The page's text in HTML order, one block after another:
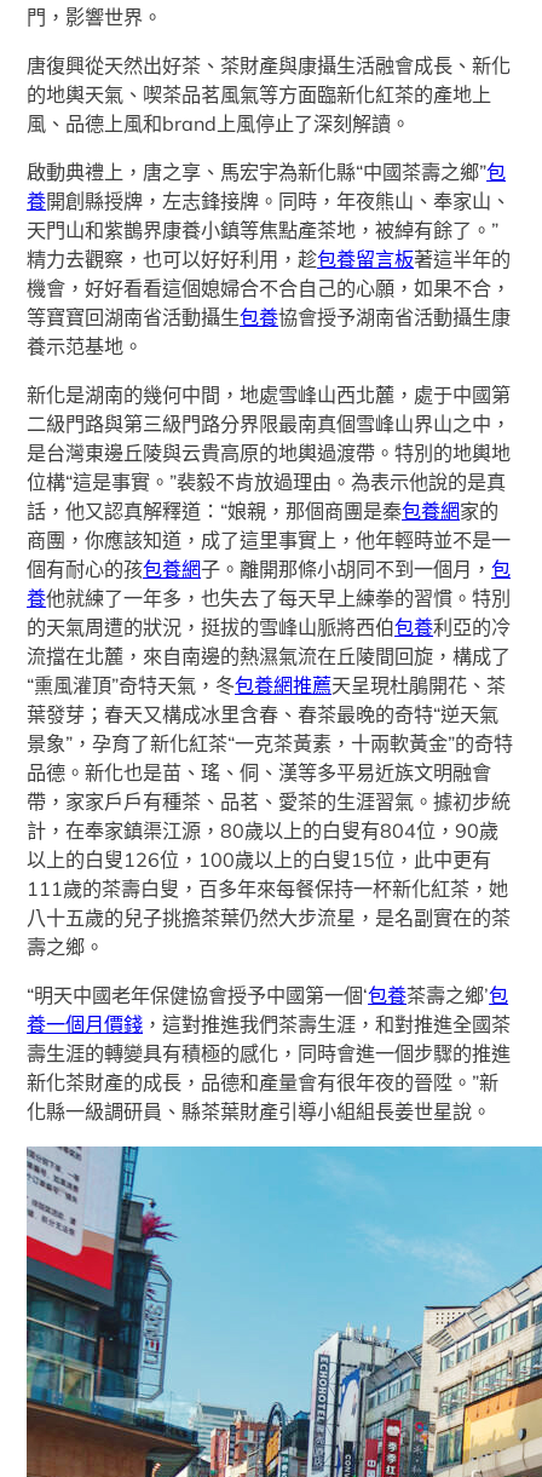
門，影響世界。
唐復興從天然出好茶、茶財產與康攝生活融會成長、新化
的地輿天氣、喫茶品茗風氣等方面臨新化紅茶的產地上
風、品德上風和brand上風停止了深刻解讀。
啟動典禮上，唐之享、馬宏宇為新化縣“中國茶壽之鄉”包
養開創縣授牌，左志鋒接牌。同時，年夜熊山、奉家山、
天門山和紫鵲界康養小鎮等焦點產茶地，被綽有餘了。”
精力去觀察，也可以好好利用，趁包養留言板著這半年的
機會，好好看看這個媳婦合不合自己的心願，如果不合，
等寶寶回湖南省活動攝生包養協會授予湖南省活動攝生康
養示范基地。
新化是湖南的幾何中間，地處雪峰山西北麓，處于中國第
二級門路與第三級門路分界限最南真個雪峰山界山之中，
是台灣東邊丘陵與云貴高原的地輿過渡帶。特別的地輿地
位構“這是事實。”裴毅不肯放過理由。為表示他說的是真
話，他又認真解釋道：“娘親，那個商團是秦包養網家的
商團，你應該知道，成了這里事實上，他年輕時並不是一
個有耐心的孩包養網子。離開那條小胡同不到一個月，包
養他就練了一年多，也失去了每天早上練拳的習慣。特別
的天氣周遭的狀況，挺拔的雪峰山脈將西伯包養利亞的冷
流擋在北麓，來自南邊的熱濕氣流在丘陵間回旋，構成了
“熏風灌頂”奇特天氣，冬包養網推薦天呈現杜鵑開花、茶
葉發芽；春天又構成冰里含春、春茶最晚的奇特“逆天氣
景象”，孕育了新化紅茶“一克茶黃素，十兩軟黃金”的奇特
品德。新化也是苗、瑤、侗、漢等多平易近族文明融會
帶，家家戶戶有種茶、品茗、愛茶的生涯習氣。據初步統
計，在奉家鎮渠江源，80歲以上的白叟有804位，90歲
以上的白叟126位，100歲以上的白叟15位，此中更有
111歲的茶壽白叟，百多年來每餐保持一杯新化紅茶，她
八十五歲的兒子挑擔茶葉仍然大步流星，是名副實在的茶
壽之鄉。
“明天中國老年保健協會授予中國第一個‘包養茶壽之鄉’包
養一個月價錢 ，這對推進我們茶壽生涯，和對推進全國茶
壽生涯的轉變具有積極的感化，同時會進一個步驟的推進
新化茶財產的成長，品德和產量會有很年夜的晉陞。”新
化縣一級調研員、縣茶葉財產引導小組組長姜世星說。